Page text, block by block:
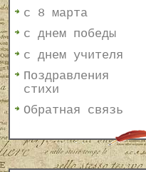
с 8 марта
с днем победы
с днем учителя
Поздравления
стихи
Обратная связь